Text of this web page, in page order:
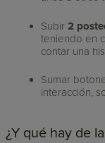
Subir2
teniendo en
contar una
Sumar
interacción,
¿Y qué hay de